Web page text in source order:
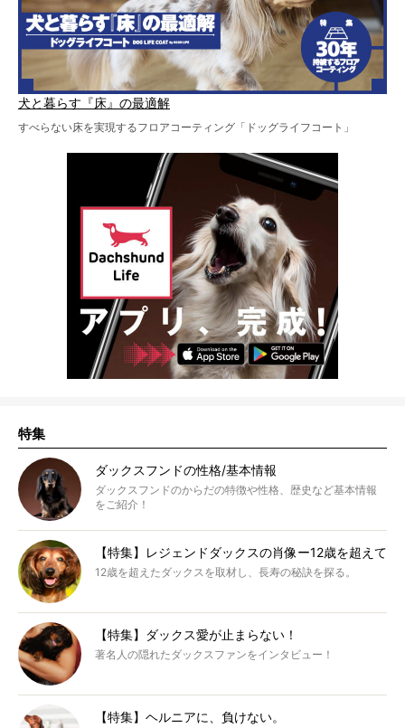
犬と暮らす『床』の最適解
すべらない床を実現するフロアコーティング「ドッグライフコート」
特集
ダックスフンドの性格/基本情報
ダックスフンドのからだの特徴や性格、歴史など基本情報
をご紹介！
【特集】レジェンドダックスの肖像ー12歳を超えて
12歳を超えたダックスを取材し、長寿の秘訣を探る。
【特集】ダックス愛が止まらない！
著名人の隠れたダックスファンをインタビュー！
【特集】ヘルニアに、負けない。